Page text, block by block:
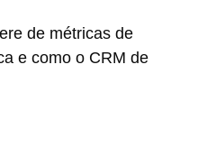
de métricas de
e como o CRM de